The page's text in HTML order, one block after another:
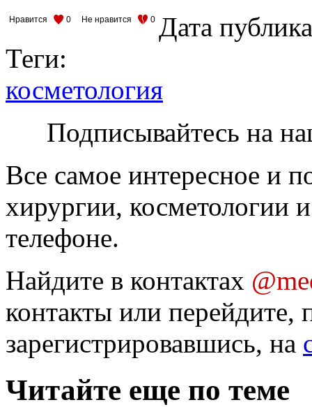
Нравится 0 Не нравится 0 Дата
Теги:
косметология
Подписывайтесь на
Все самое интересное и
хирургии, косметологии
телефоне.
Найдите в контактах
контакты или перейдите,
зарегистрировавшись, на
Читайте еще по теме